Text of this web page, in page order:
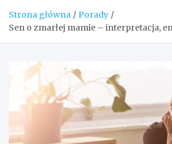
Strona główna
Porady
Sen o zmarłej mamie – interpretacja,